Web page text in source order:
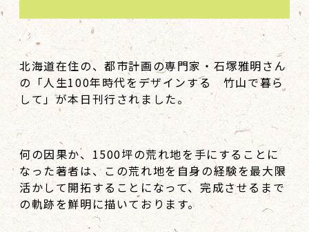
北海道在住の、都市計画の専門家・石塚雅明さん
の「人生100年時代をデザインする 竹山で暮ら
して」が本日刊行されました。
何の因果か、1500坪の荒れ地を手にすることに
なった著者は、この荒れ地を自身の経験を最大限
活かして開拓することになって、完成させるまで
の軌跡を鮮明に描いております。